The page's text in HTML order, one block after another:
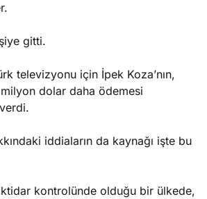
gitti.
televizyonu için İpek Koza’nın,
dolar daha ödemesi
iddiaların da kaynağı işte bu
kontrolünde olduğu bir ülkede,